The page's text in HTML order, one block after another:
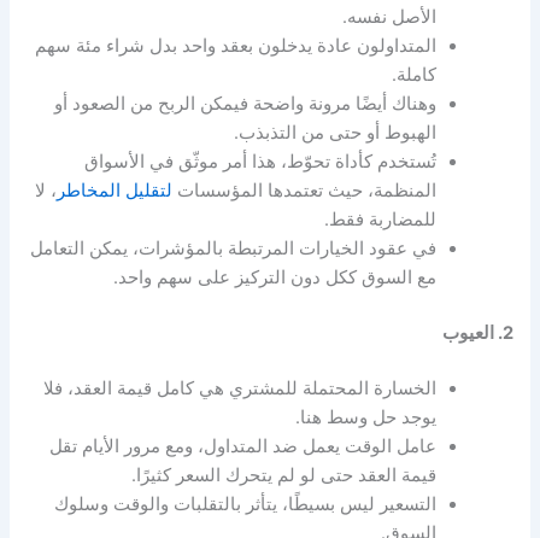
الأصل نفسه.
المتداولون عادة يدخلون بعقد واحد بدل شراء مئة سهم
كاملة.
وهناك أيضًا مرونة واضحة فيمكن الربح من الصعود أو
الهبوط أو حتى من التذبذب.
تُستخدم كأداة تحوّط، هذا أمر موثّق في الأسواق
المنظمة، حيث تعتمدها المؤسسات لتقليل المخاطر، لا
للمضاربة فقط.
في عقود الخيارات المرتبطة بالمؤشرات، يمكن التعامل
مع السوق ككل دون التركيز على سهم واحد.
2. العيوب
الخسارة المحتملة للمشتري هي كامل قيمة العقد، فلا
يوجد حل وسط هنا.
عامل الوقت يعمل ضد المتداول، ومع مرور الأيام تقل
قيمة العقد حتى لو لم يتحرك السعر كثيرًا.
التسعير ليس بسيطًا، يتأثر بالتقلبات والوقت وسلوك
السوق.